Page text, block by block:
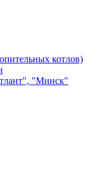
котлов)
"Минск"